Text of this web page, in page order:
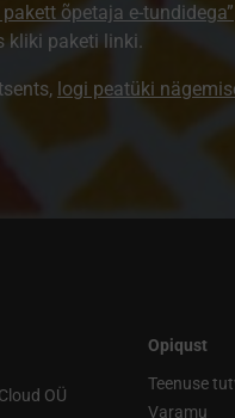
õpetaja e-tundidega”
kliki paketi linki.
logi peatüki
OÜ
Opiqust
Teenuse
Varamu